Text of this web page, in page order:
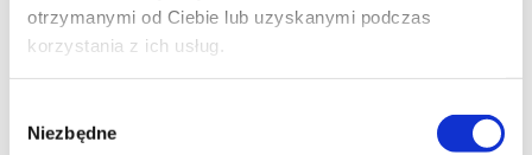
otrzymanymi od Ciebie lub uzyskanymi podczas
korzystania z ich usług.
zgody
Niezbędne